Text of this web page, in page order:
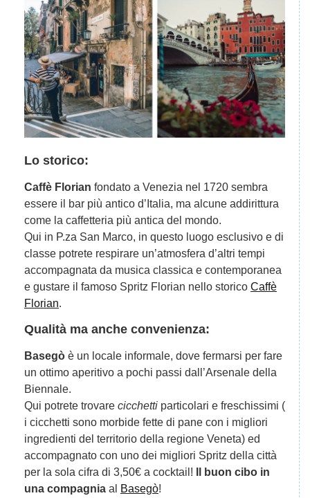
Lo storico:
Caffè Florian fondato a Venezia nel 1720 sembra
essere il bar più antico d’Italia, ma alcune addirittura
come la caffetteria più antica del mondo.
Qui in P.za San Marco, in questo luogo esclusivo e di
classe potrete respirare un’atmosfera d’altri tempi
accompagnata da musica classica e contemporanea
e gustare il famoso Spritz Florian nello storico Caffè
Florian.
Qualità ma anche convenienza:
Basegò è un locale informale, dove fermarsi per fare
un ottimo aperitivo a pochi passi dall’Arsenale della
Biennale.
Qui potrete trovare cicchetti particolari e freschissimi (
i cicchetti sono morbide fette di pane con i migliori
ingredienti del territorio della regione Veneta) ed
accompagnato con uno dei migliori Spritz della città
per la sola cifra di 3,50€ a cocktail!
Il buon cibo in
una compagnia al Basegò!